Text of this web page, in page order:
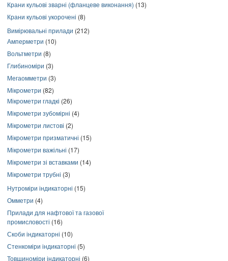
Крани кульові зварні (фланцеве виконання) (13)
Крани кульові укорочені (8)
Вимірювальні прилади (212)
Амперметри (10)
Вольтметри (8)
Глибиноміри (3)
Мегаомметри (3)
Мікрометри (82)
Мікрометри гладкі (26)
Мікрометри зубомірні (4)
Мікрометри листові (2)
Мікрометри призматичні (15)
Мікрометри важільні (17)
Мікрометри зі вставками (14)
Мікрометри трубні (3)
Нутроміри індикаторні (15)
Омметри (4)
Прилади для нафтової та газової
промисловості (16)
Скоби індикаторні (10)
Стенкоміри індикаторні (5)
Товщиноміри індикаторні (6)